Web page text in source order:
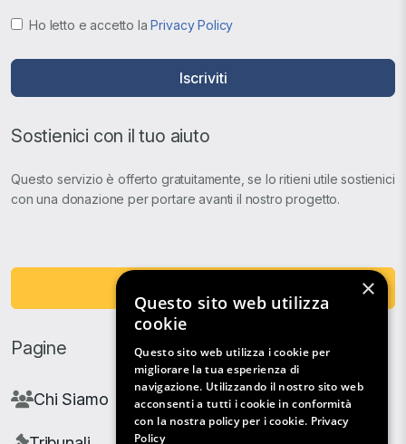
Ho letto e accetto laPrivacy Policy
Iscriviti
Sostienici con il tuo aiuto
Questo servizio è offerto gratuitamente, se lo ritieni utile sostienici
con una donazione per portare avanti il nostro progetto.
Pagine
Chi Siamo
×
Questo sito web utilizza
cookie
Questo sito web utilizza i cookie per
migliorare la tua esperienza di
navigazione. Utilizzando il nostro sito web
acconsenti a tutti i cookie in conformità
con la nostra policy per i cookie. Privacy
Policy